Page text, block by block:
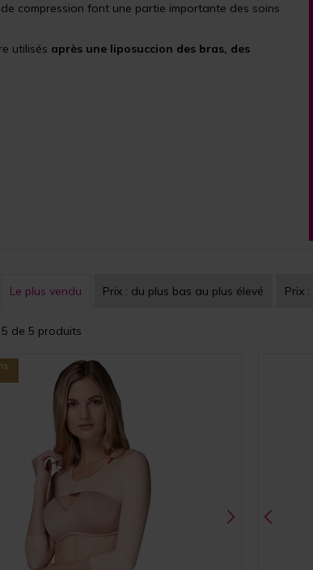
compression font une partie importante des soins
utilisés après une liposuccion des bras, des
Le plus vendu Prix : du plus bas au plus élevé Prix :
de 5 produits